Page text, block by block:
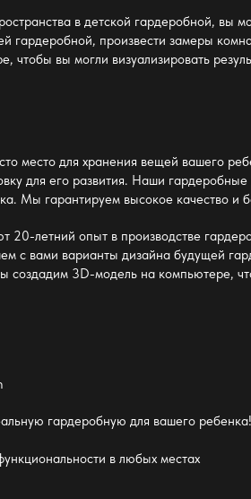
в детской гардеробной,
гардеробной, произвести замеры
вы могли визуализировать
место для хранения вещей вашего
для его развития. Наши гардеробные
Мы гарантируем высокое качество и
20-летний опыт в производстве
с вами варианты дизайнабудущей
создадим 3D-модель на компьютере,
гардеробную для вашего ребенка!
в любых местах